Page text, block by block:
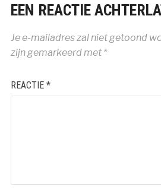
EEN REACTIE
Je e-mailadres zal niet getoond
zijn gemarkeerd met *
REACTIE *